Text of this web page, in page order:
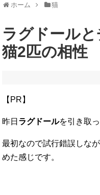
ホーム 猫
ラグドール
猫2匹の相性
【PR】
昨日 ラグドールを引き取
最初なので試行錯誤しな
めた感じです。